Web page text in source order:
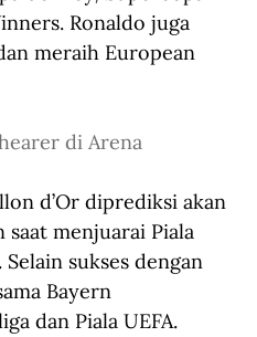
Ronaldo juga
meraih European
di Arena
d’Or diprediksi akan
menjuarai Piala
sukses dengan
Bayern
dan Piala UEFA.